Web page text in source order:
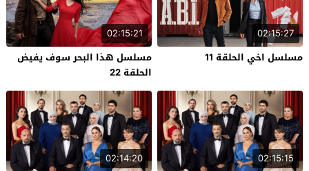
02:15:27
مسلسل اخي الحلقة 11
02:15:21
مسلسل هذا البحر سوف يفيض
الحلقة 22
02:15:15
02:14:20